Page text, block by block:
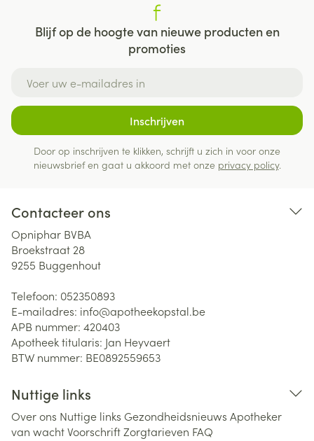
Blijf op de hoogte van nieuwe producten en
promoties
Inschrijven
Door op inschrijven te klikken, schrijft u zich in voor onze
nieuwsbrief en gaat u akkoord met onze privacy policy.
Contacteer ons
Opniphar BVBA
Broekstraat 28
9255 Buggenhout
Telefoon: 052350893
E-mailadres: info@apotheekopstal.be
APB nummer: 420403
Apotheek titularis: Jan Heyvaert
BTW nummer: BE0892559653
Nuttige links
Over ons Nuttige links Gezondheidsnieuws Apotheker
van wachtVoorschriftZorgtarieven FAQ